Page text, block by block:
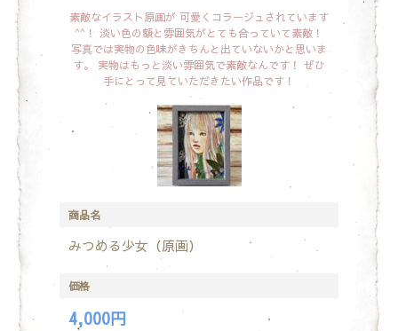
素敵なイラスト原画が 可愛くコラージュされています
^^！ 淡い色の額と雰囲気がとても合っていて素敵！
写真では実物の色味がきちんと出ていないかと思いま
す。
実物はもっと淡い雰囲気で素敵なんです！ ぜひ
手にとって見ていただきたい作品です！
商品名
みつめる少女（原画）
価格
4,000円